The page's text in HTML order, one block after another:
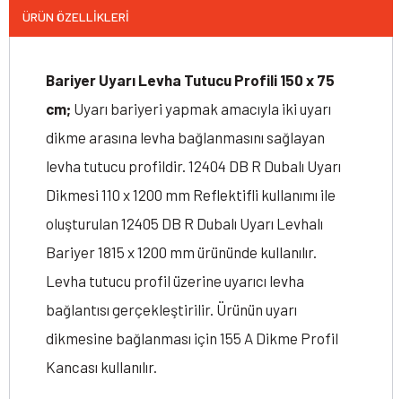
ÜRÜN ÖZELLIKLERI
Bariyer Uyarı Levha Tutucu Profili 150 x 75
cm; Uyarı bariyeri yapmak amacıyla iki uyarı
dikme arasına levha bağlanmasını sağlayan
levha tutucu profildir. 12404 DB R Dubalı Uyarı
Dikmesi 110 x 1200 mm Reflektifli kullanımı ile
oluşturulan 12405 DB R Dubalı Uyarı Levhalı
Bariyer 1815 x 1200 mm ürününde kullanılır.
Levha tutucu profil üzerine uyarıcı levha
bağlantısı gerçekleştirilir. Ürünün uyarı
dikmesine bağlanması için 155 A Dikme Profil
Kancası kullanılır.